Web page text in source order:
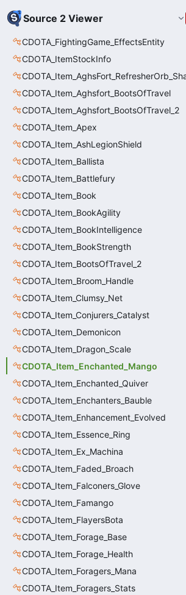
Source 2 Viewer
CDOTA_FightingGame_EffectsEntity
CDOTA_ItemStockInfo
CDOTA_Item_Aghsfort_BootsOfTravel
CDOTA_Item_Aghsfort_BootsOfTravel_2
CDOTA_Item_Apex
CDOTA_Item_AshLegionShield
CDOTA_Item_Ballista
CDOTA_Item_Battlefury
CDOTA_Item_Book
CDOTA_Item_BookAgility
CDOTA_Item_BookIntelligence
CDOTA_Item_BookStrength
CDOTA_Item_BootsOfTravel_2
CDOTA_Item_Broom_Handle
CDOTA_Item_Clumsy_Net
CDOTA_Item_Conjurers_Catalyst
CDOTA_Item_Demonicon
CDOTA_Item_Dragon_Scale
CDOTA_Item_Enchanted_Mango
CDOTA_Item_Enchanted_Quiver
CDOTA_Item_Enchanters_Bauble
CDOTA_Item_Enhancement_Evolved
CDOTA_Item_Essence_Ring
CDOTA_Item_Ex_Machina
CDOTA_Item_Faded_Broach
CDOTA_Item_Falconers_Glove
CDOTA_Item_Famango
CDOTA_Item_FlayersBota
CDOTA_Item_Forage_Base
CDOTA_Item_Forage_Health
CDOTA_Item_Foragers_Mana
CDOTA_Item_Foragers_Stats